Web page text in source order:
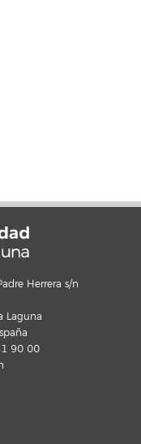
Herrera s/n
Laguna
90 00